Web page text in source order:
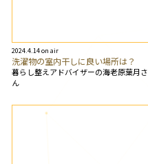
2024.4.14 on air
洗濯物の室内干しに良い場所は？
暮らし整えアドバイザーの海老原葉月さ
ん